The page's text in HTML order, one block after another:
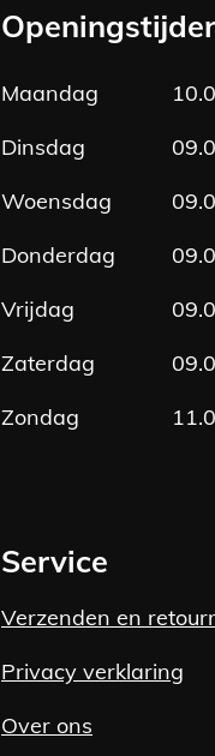
b
o
a
g
Maandag
Dinsdag
Woensdag
Donderdag
Vrijdag
Zaterdag
Zondag
Service
Verzenden en
Privacy verklaring
Over ons